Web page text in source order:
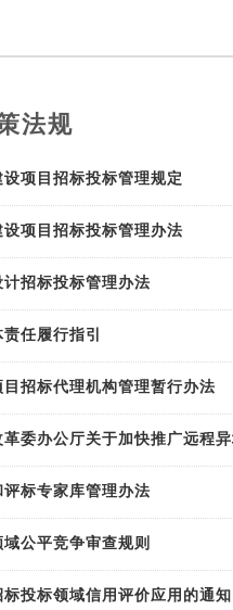
法规
项目招标投标管理规定
项目招标投标管理办法
招标投标管理办法
任履行指引
招标代理机构管理暂行办法
革委办公厅关于加快推广远程
标专家库管理办法
公平竞争审查规则
标投标领域信用评价应用的通知